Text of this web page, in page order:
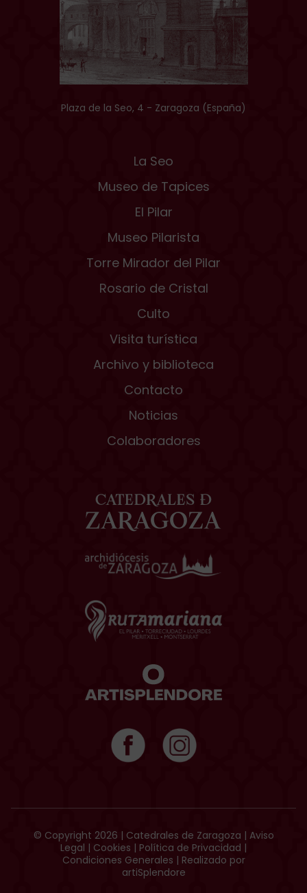
Plaza de la Seo, 4 - Zaragoza (España)
La Seo
Museo de Tapices
El Pilar
Museo Pilarista
Torre Mirador del Pilar
Rosario de Cristal
Culto
Visita turística
Archivo y biblioteca
Contacto
Noticias
Colaboradores
© Copyright 2026 | Catedrales de Zaragoza | Aviso
Legal | Cookies | Política de Privacidad |
Condiciones Generales | Realizado por
artiSplendore